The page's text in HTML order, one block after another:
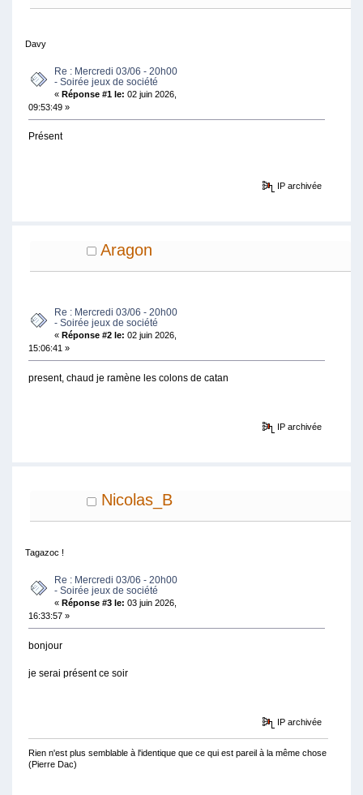
Davy
Re : Mercredi 03/06 - 20h00
- Soirée jeux de société
«Réponse #1 le: 02 juin 2026,
09:53:49 »
Présent
IP archivée
Aragon
Re : Mercredi 03/06 - 20h00
- Soirée jeux de société
«Réponse #2 le: 02 juin 2026,
15:06:41 »
present, chaud je ramène les colons de catan
IP archivée
Nicolas_B
Tagazoc !
Re : Mercredi 03/06 - 20h00
- Soirée jeux de société
«Réponse #3 le: 03 juin 2026,
16:33:57 »
bonjour
je serai présent ce soir
IP archivée
Rien n'est plus semblable à l'identique que ce qui est pareil à la même chose
(Pierre Dac)